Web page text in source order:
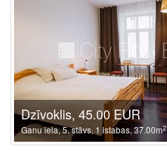
Dzīvoklis, 45.00 EUR
Ganu iela, 5. stāvs, 1 istabas, 37.00m2